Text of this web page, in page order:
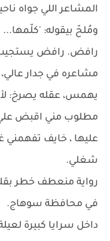
المشاعر اللي جواه
ومُلحّ بيقوله:
رافض. رافض يستجيب
مشاعره في جدار عالي،
يهمس، عقله يصرخ:
مطلوب مني اقبض علي
عليها ، خايف
شغلي.
رواية منعطف خطر
في محافظة سوهاج.
داخل سرايا كبيرة